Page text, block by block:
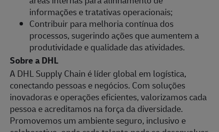
informações e tratativas operacionais;
Contribuir para melhoria contínua dos
processos, sugerindo ações que aumentem a
produtividade e qualidade das atividades.
Sobre a DHL
A DHL Supply Chain é líder global em logística,
conectando pessoas e negócios. Com soluções
inovadoras e operações eficientes, valorizamos cada
pessoa e acreditamos na força da diversidade.
Promovemos um ambiente seguro, inclusivo e